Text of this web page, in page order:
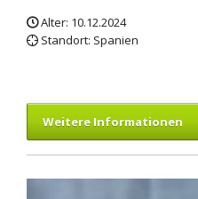
Alter: 10.12.2024
Standort: Spanien
Weitere Informationen